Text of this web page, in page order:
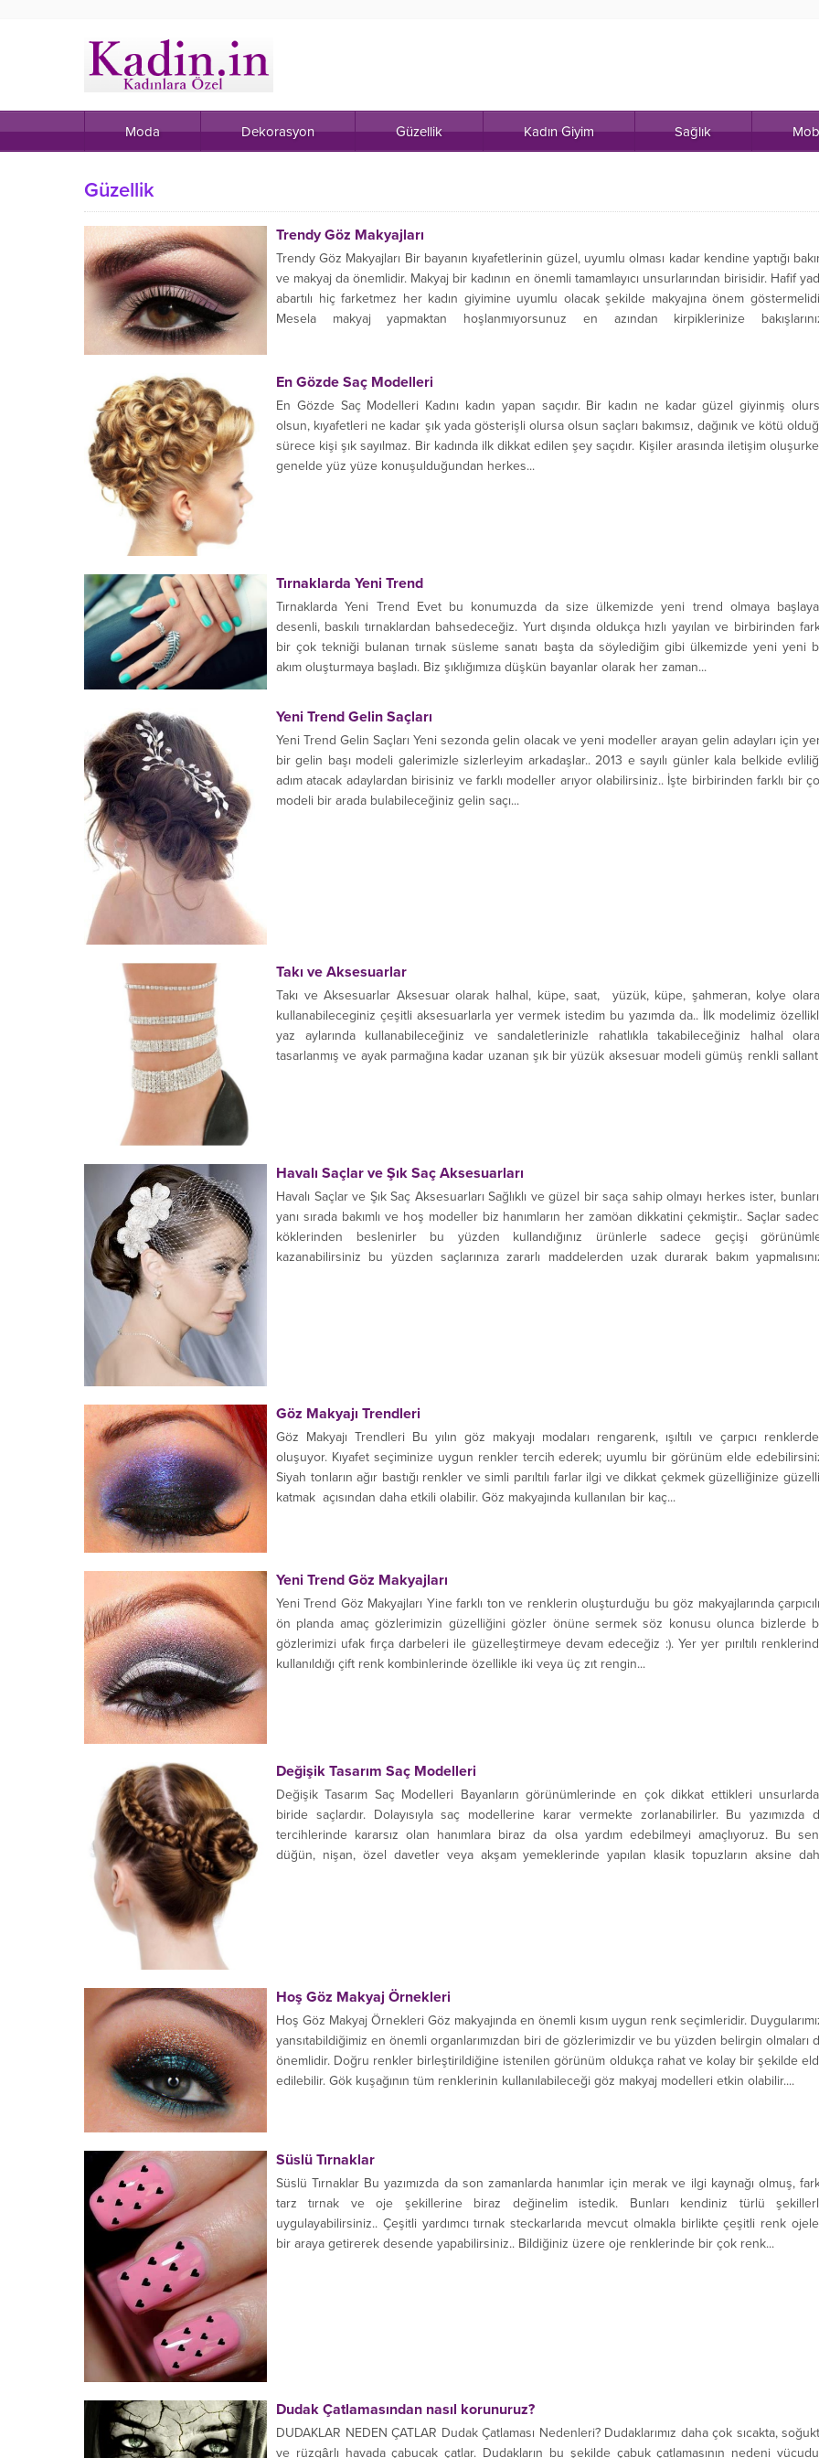
Moda Dekorasyon Güzellik Kadın Giyim Sağlık
Güzellik
Trendy Göz Makyajları
Trendy Göz Makyajları Bir bayanın kıyafetlerinin güzel, uyumlu olması kadar kendine yaptığı
ve makyaj da önemlidir. Makyaj bir kadının en önemli tamamlayıcı unsurlarından birisidir. Hafif
abartılı hiç farketmez her kadın giyimine uyumlu olacak şekilde makyajına önem
Mesela makyaj yapmaktan hoşlanmıyorsunuz en azından kirpiklerinize
En Gözde Saç Modelleri
En Gözde Saç Modelleri Kadını kadın yapan saçıdır. Bir kadın ne kadar güzel giyinmiş
olsun, kıyafetleri ne kadar şık yada gösterişli olursa olsun saçları bakımsız, dağınık ve kötü
sürece kişi şık sayılmaz. Bir kadında ilk dikkat edilen şey saçıdır. Kişiler arasında iletişim
genelde yüz yüze konuşulduğundan herkes...
Tırnaklarda Yeni Trend
Tırnaklarda Yeni Trend Evet bu konumuzda da size ülkemizde yeni trend olmaya
desenli, baskılı tırnaklardan bahsedeceğiz. Yurt dışında oldukça hızlı yayılan ve birbirinden
bir çok tekniği bulanan tırnak süsleme sanatı başta da söylediğim gibi ülkemizde yeni yeni
akım oluşturmaya başladı. Biz şıklığımıza düşkün bayanlar olarak her zaman...
Yeni Trend Gelin Saçları
Yeni Trend Gelin Saçları Yeni sezonda gelin olacak ve yeni modeller arayan gelin adayları için
bir gelin başı modeli galerimizle sizlerleyim arkadaşlar.. 2013 e sayılı günler kala belkide
adım atacak adaylardan birisiniz ve farklı modeller arıyor olabilirsiniz.. İşte birbirinden farklı bir
modeli bir arada bulabileceğiniz gelin saçı...
Takı ve Aksesuarlar
Takı ve Aksesuarlar Aksesuar olarak halhal, küpe, saat, yüzük, küpe, şahmeran, kolye
kullanabileceginiz çeşitli aksesuarlarla yer vermek istedim bu yazımda da.. İlk modelimiz
yaz aylarında kullanabileceğiniz ve sandaletlerinizle rahatlıkla takabileceğiniz halhal
tasarlanmış ve ayak parmağına kadar uzanan şık bir yüzük aksesuar modeli gümüş renkli
Havalı Saçlar ve Şık Saç Aksesuarları
Havalı Saçlar ve Şık Saç Aksesuarları Sağlıklı ve güzel bir saça sahip olmayı herkes ister,
yanı sırada bakımlı ve hoş modeller biz hanımların her zamöan dikkatini çekmiştir.. Saçlar
köklerinden beslenirler bu yüzden kullandığınız ürünlerle sadece geçişi
kazanabilirsiniz bu yüzden saçlarınıza zararlı maddelerden uzak durarak bakım
Göz Makyajı Trendleri
Göz Makyajı Trendleri Bu yılın göz makyajı modaları rengarenk, ışıltılı ve çarpıcı
oluşuyor. Kıyafet seçiminize uygun renkler tercih ederek; uyumlu bir görünüm elde
Siyah tonların ağır bastığı renkler ve simli parıltılı farlar ilgi ve dikkat çekmek güzelliğinize
katmak açısından daha etkili olabilir. Göz makyajında kullanılan bir kaç...
Yeni Trend Göz Makyajları
Yeni Trend Göz Makyajları Yine farklı ton ve renklerin oluşturduğu bu göz makyajlarında
ön planda amaç gözlerimizin güzelliğini gözler önüne sermek söz konusu olunca bizlerde
gözlerimizi ufak fırça darbeleri ile güzelleştirmeye devam edeceğiz :). Yer yer pırıltılı
kullanıldığı çift renk kombinlerinde özellikle iki veya üç zıt rengin...
Değişik Tasarım Saç Modelleri
Değişik Tasarım Saç Modelleri Bayanların görünümlerinde en çok dikkat ettikleri
biride saçlardır. Dolayısıyla saç modellerine karar vermekte zorlanabilirler. Bu yazımızda
tercihlerinde kararsız olan hanımlara biraz da olsa yardım edebilmeyi amaçlıyoruz. Bu
düğün, nişan, özel davetler veya akşam yemeklerinde yapılan klasik topuzların aksine
Hoş Göz Makyaj Örnekleri
Hoş Göz Makyaj Örnekleri Göz makyajında en önemli kısım uygun renk seçimleridir.
yansıtabildiğimiz en önemli organlarımızdan biri de gözlerimizdir ve bu yüzden belirgin olmaları
önemlidir. Doğru renkler birleştirildiğine istenilen görünüm oldukça rahat ve kolay bir şekilde
edilebilir. Gök kuşağının tüm renklerinin kullanılabileceği göz makyaj modelleri etkin olabilir....
Süslü Tırnaklar
Süslü Tırnaklar Bu yazımızda da son zamanlarda hanımlar için merak ve ilgi kaynağı olmuş,
tarz tırnak ve oje şekillerine biraz değinelim istedik. Bunları kendiniz türlü
uygulayabilirsiniz.. Çeşitli yardımcı tırnak steckarlarıda mevcut olmakla birlikte çeşitli renk
bir araya getirerek desende yapabilirsiniz.. Bildiğiniz üzere oje renklerinde bir çok renk...
Dudak Çatlamasından nasıl korunuruz?
DUDAKLAR NEDEN ÇATLAR Dudak Çatlaması Nedenleri? Dudaklarımız daha çok sıcakta,
ve rüzgârlı havada çabucak çatlar. Dudakların bu şekilde çabuk çatlamasının nedeni